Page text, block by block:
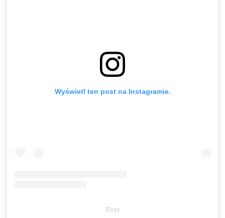
Wyświetl ten post na Instagramie.
Post